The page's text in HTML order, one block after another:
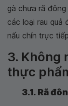
gà chưa rã
các loại rau
nấu chín trực
3. Không
thực
3.1. Rã